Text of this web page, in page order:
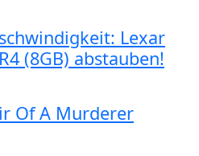
Lexar
(8GB) abstauben!
Of A Murderer